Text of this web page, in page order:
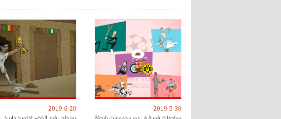
2019-5-30
2019-6-20